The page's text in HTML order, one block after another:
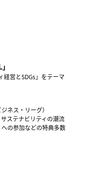
営とSDGs」をテーマ
ネス・リーグ）
ステナビリティの潮流
の参加などの特典多数